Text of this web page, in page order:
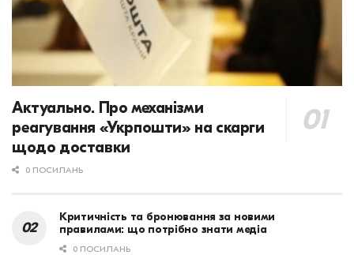
Актуально. Про механізми
реагування «Укрпошти» на скарги
щодо доставки
0 ПОСИЛАНЬ
Критичність та бронювання за новими
правилами: що потрібно знати медіа
0 ПОСИЛАНЬ